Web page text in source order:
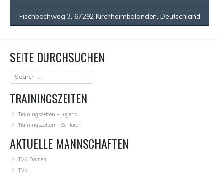
Fischbachweg 3, 67292 Kirchheimbolanden, Deutschland
SEITE DURCHSUCHEN
TRAININGSZEITEN
Trainingszeiten – Jugend
Trainingszeiten – Senioren
AKTUELLE MANNSCHAFTEN
TVK Damen
TVK I